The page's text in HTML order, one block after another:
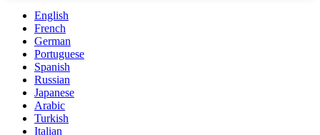
English
French
German
Portuguese
Spanish
Russian
Japanese
Arabic
Turkish
Italian